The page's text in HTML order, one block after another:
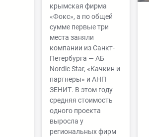
крымская фирма
«Фокс», а по общей
сумме первые три
места заняли
компании из Санкт-
Петербурга — АБ
Nordic Star, «Качкин и
партнеры» и АНП
ЗЕНИТ. В этом году
средняя стоимость
одного проекта
выросла у
региональных фирм